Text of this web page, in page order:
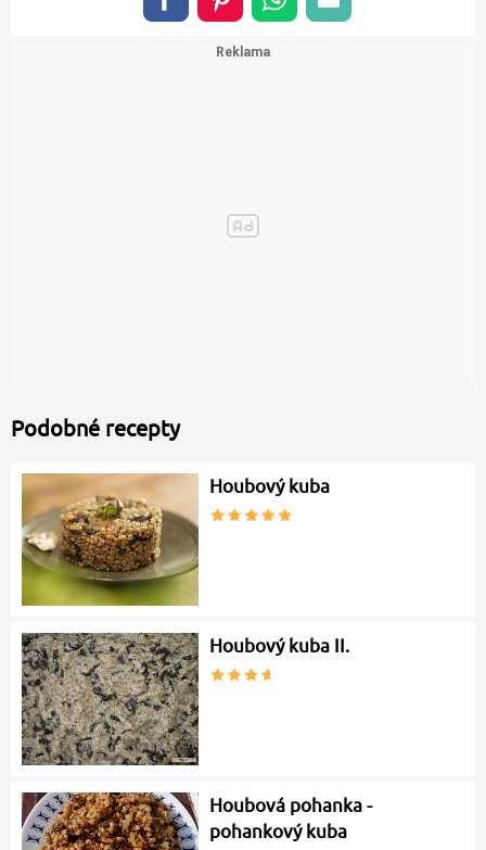
Podobné recepty
Houbový kuba
Houbový kuba II.
Houbová pohanka -
pohankový kuba